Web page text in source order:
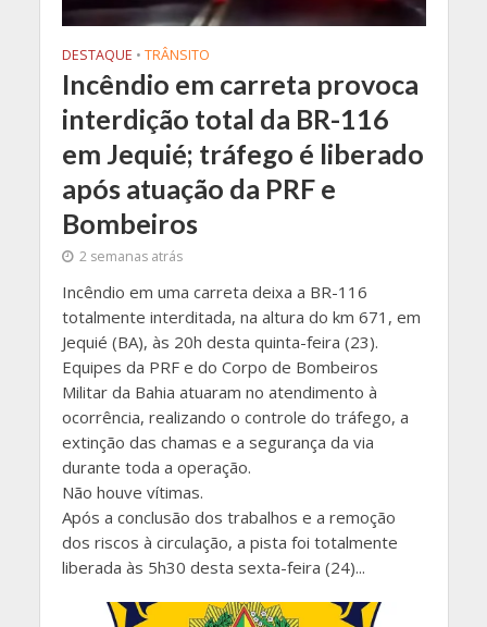
DESTAQUE • TRÂNSITO
Incêndio em carreta provoca
interdição total da BR-116
em Jequié; tráfego é liberado
após atuação da PRF e
Bombeiros
2 semanas atrás
Incêndio em uma carreta deixa a BR-116
totalmente interditada, na altura do km 671, em
Jequié (BA), às 20h desta quinta-feira (23).
Equipes da PRF e do Corpo de Bombeiros
Militar da Bahia atuaram no atendimento à
ocorrência, realizando o controle do tráfego, a
extinção das chamas e a segurança da via
durante toda a operação.
Não houve vítimas.
Após a conclusão dos trabalhos e a remoção
dos riscos à circulação, a pista foi totalmente
liberada às 5h30 desta sexta-feira (24)...